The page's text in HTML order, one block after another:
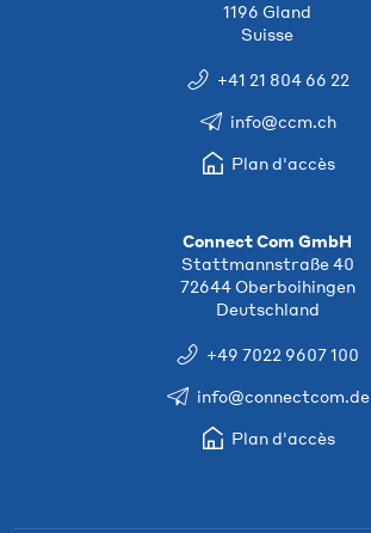
1196 Gland
Suisse
+41 21 804 66 22
info@ccm.ch
Plan d'accès
Connect Com GmbH
Stattmannstraße 40
72644 Oberboihingen
Deutschland
+49 7022 9607 100
info@connectcom.de
Plan d'accès